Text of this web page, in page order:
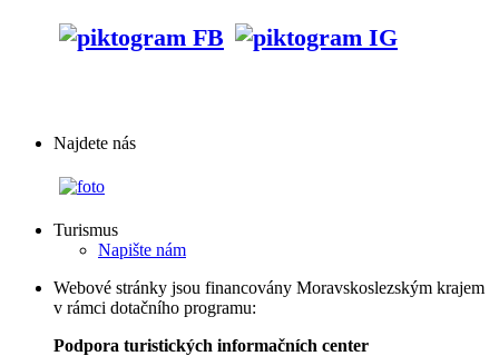
Najdete nás
Turismus
Napište nám
Webové stránky jsou financovány Moravskoslezským krajem
v rámci dotačního programu:
Podpora turistických informačních center